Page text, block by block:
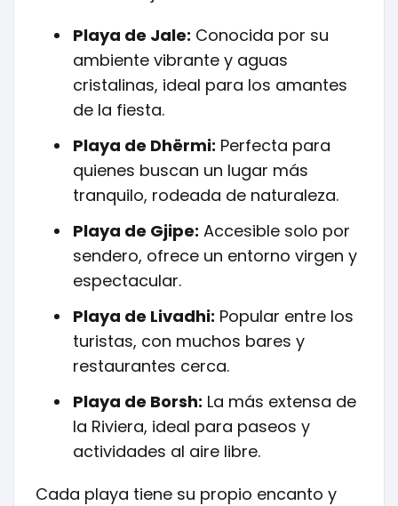
Playa de Jale: Conocida por su
ambiente vibrante y aguas
cristalinas, ideal para los amantes
de la fiesta.
Playa de Dhërmi: Perfecta para
quienes buscan un lugar más
tranquilo, rodeada de naturaleza.
Playa de Gjipe: Accesible solo por
sendero, ofrece un entorno virgen y
espectacular.
Playa de Livadhi: Popular entre los
turistas, con muchos bares y
restaurantes cerca.
Playa de Borsh: La más extensa de
la Riviera, ideal para paseos y
actividades al aire libre.
Cada playa tiene su propio encanto y